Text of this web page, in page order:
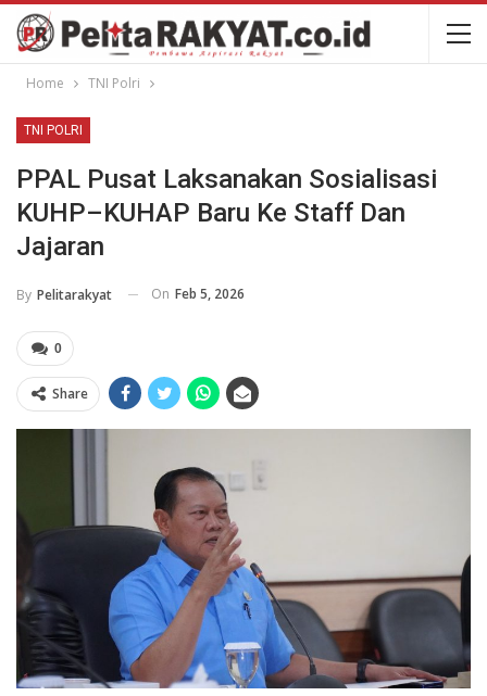
Home TNI Polri
TNI POLRI
PPAL Pusat Laksanakan Sosialisasi
KUHP–KUHAP Baru Ke Staff Dan
Jajaran
By Pelitarakyat On Feb 5, 2026
0
Share